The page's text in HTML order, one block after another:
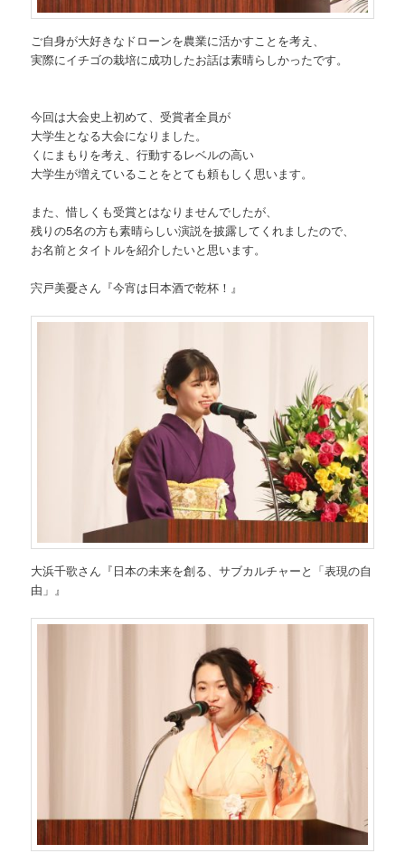
ご自身が大好きなドローンを農業に活かすことを考え、
実際にイチゴの栽培に成功したお話は素晴らしかったです。
今回は大会史上初めて、受賞者全員が
大学生となる大会になりました。
くにまもりを考え、行動するレベルの高い
大学生が増えていることをとても頼もしく思います。
また、惜しくも受賞とはなりませんでしたが、
残りの5名の方も素晴らしい演説を披露してくれましたので、
お名前とタイトルを紹介したいと思います。
宍戸美憂さん『今宵は日本酒で乾杯！』
大浜千歌さん『日本の未来を創る、サブカルチャーと「表現の自
由」』